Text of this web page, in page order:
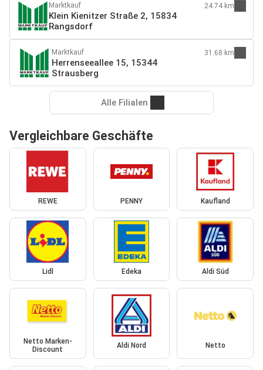
Marktkauf
Klein Kienitzer Straße 2, 15834
Rangsdorf
24.74 km
Marktkauf
Herrenseeallee 15, 15344
Strausberg
31.68 km
Alle Filialen
Vergleichbare Geschäfte
REWE PENNY Kaufland
Lidl Edeka Aldi Süd
Netto Marken-
Discount
Aldi Nord Netto